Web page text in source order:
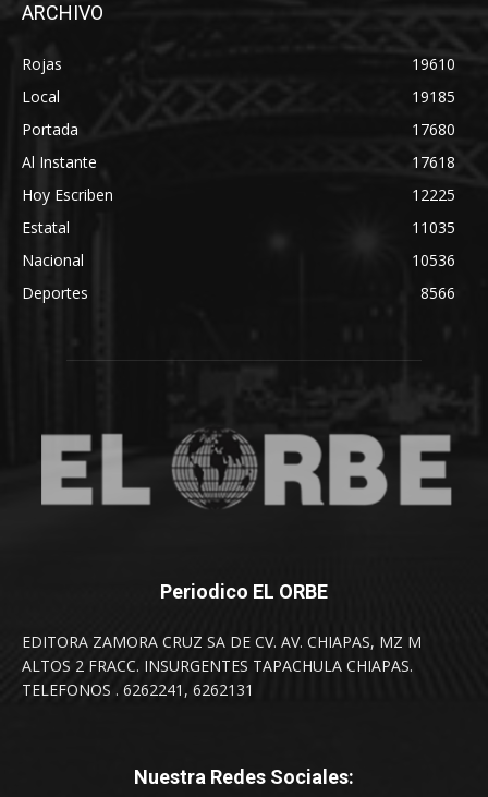
ARCHIVO
Rojas
19610
Local
19185
Portada
17680
Al Instante
17618
Hoy Escriben
12225
Estatal
11035
Nacional
10536
Deportes
8566
Periodico EL ORBE
EDITORA ZAMORA CRUZ SA DE CV. AV. CHIAPAS, MZ M
ALTOS 2 FRACC. INSURGENTES TAPACHULA CHIAPAS.
TELEFONOS . 6262241, 6262131
Nuestra Redes Sociales: